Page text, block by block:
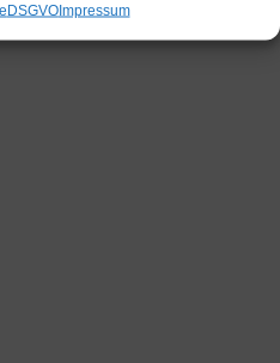
DSGVOImpressum